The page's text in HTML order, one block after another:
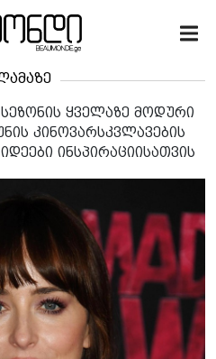
ყველაზე მოდური
კინოვარსკვლავების
ინსპირაციისათვის